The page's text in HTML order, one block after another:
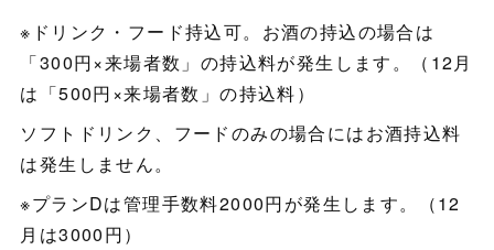
※ドリンク・フード持込可。お酒の持込の場合は
「300円×来場者数」の持込料が発生します。（12月
は「500円×来場者数」の持込料）
ソフトドリンク、フードのみの場合にはお酒持込料
は発生しません。
※プランDは管理手数料2000円が発生します。（12
月は3000円）